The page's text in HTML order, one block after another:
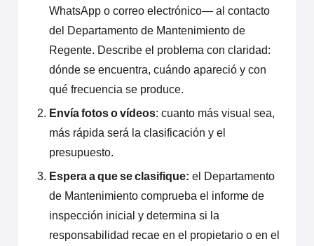
WhatsApp o correo electrónico— al contacto
del Departamento de Mantenimiento de
Regente. Describe el problema con claridad:
dónde se encuentra, cuándo apareció y con
qué frecuencia se produce.
Envía fotos o vídeos: cuanto más visual sea,
más rápida será la clasificación y el
presupuesto.
Espera a que se clasifique: el Departamento
de Mantenimiento comprueba el informe de
inspección inicial y determina si la
responsabilidad recae en el propietario o en el